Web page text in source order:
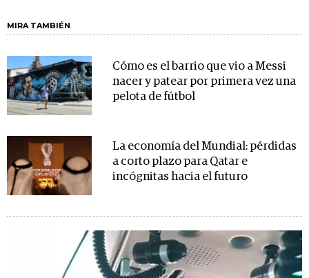
MIRA TAMBIÉN
Cómo es el barrio que vio a Messi
nacer y patear por primera vez una
pelota de fútbol
La economía del Mundial: pérdidas
a corto plazo para Qatar e
incógnitas hacia el futuro